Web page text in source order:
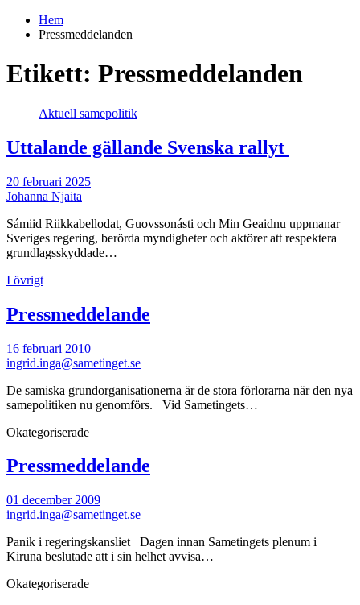
Hem
Pressmeddelanden
Etikett: Pressmeddelanden
Aktuell samepolitik
Uttalande gällande Svenska rallyt
20 februari 2025
Johanna Njaita
Sámiid Riikkabellodat, Guovssonásti och Min Geaidnu uppmanar
Sveriges regering, berörda myndigheter och aktörer att respektera
grundlagsskyddade…
I övrigt
Pressmeddelande
16 februari 2010
ingrid.inga@sametinget.se
De samiska grundorganisationerna är de stora förlorarna när den nya
samepolitiken nu genomförs. Vid Sametingets…
Okategoriserade
Pressmeddelande
01 december 2009
ingrid.inga@sametinget.se
Panik i regeringskansliet Dagen innan Sametingets plenum i
Kiruna beslutade att i sin helhet avvisa…
Okategoriserade